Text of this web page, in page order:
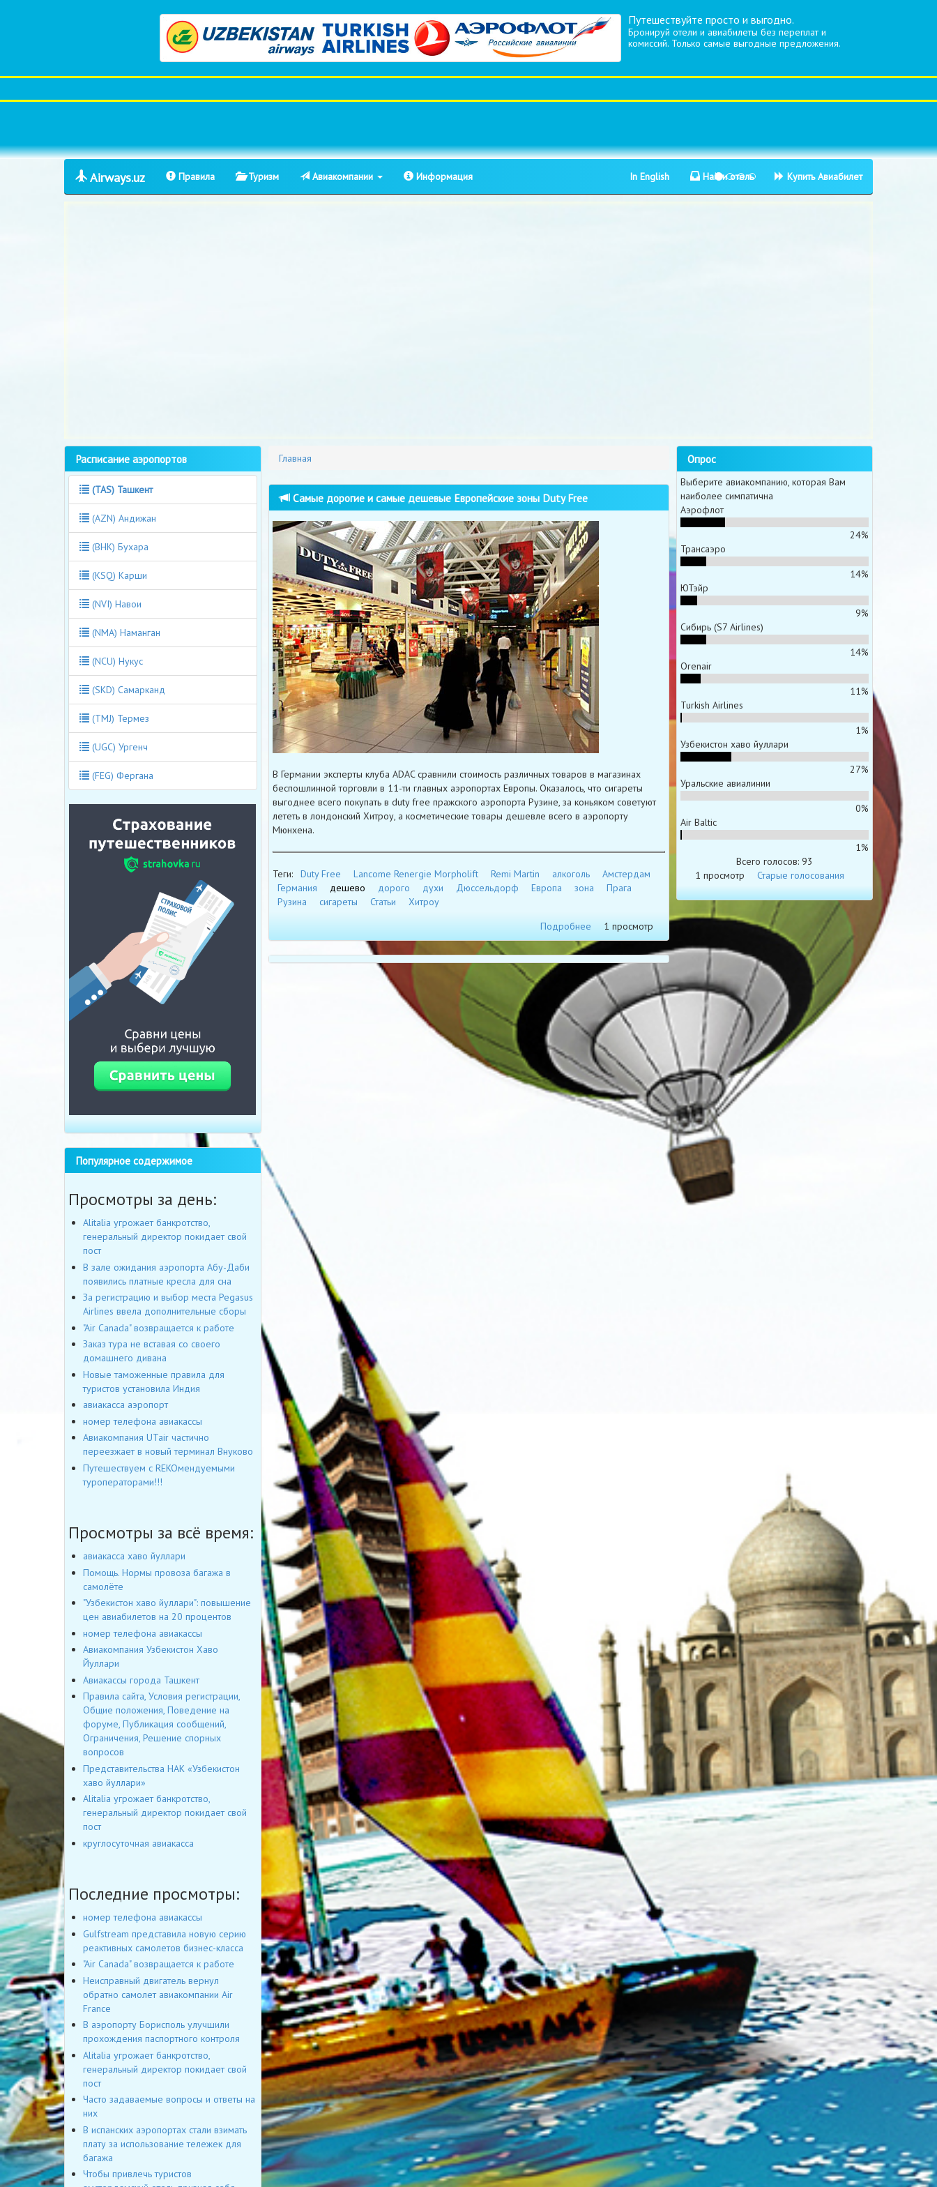
Путешествуйте просто и выгодно.
Бронируй отели и авиабилеты без переплат и
комиссий. Только самые выгодные предложения.
Airways.uz Правила Туризм Авиакомпании Информация In English Найти отель Купить Авиабилет
Главная
Cамые дорогие и самые дешевые Европейские зоны Duty Free
В Германии эксперты клуба ADAC сравнили стоимость различных товаров в магазинах
беспошлинной торговли в 11-ти главных аэропортах Европы. Оказалось, что сигареты
выгоднее всего покупать в duty free пражского аэропорта Рузине, за коньяком советуют
лететь в лондонский Хитроу, а косметические товары дешевле всего в аэропорту
Мюнхена.
Теги: Duty Free Lancome Renergie Morpholift Remi Martin алкоголь
Амстердам
Германия
дешево дорого духи Дюссельдорф Европа зона
Прага
Рузина
сигареты Статьи
Хитроу
Подробнее
1 просмотр
Расписание аэропортов
(TAS) Ташкент
(AZN) Андижан
(BHK) Бухара
(KSQ) Карши
(NVI) Навои
(NMA) Наманган
(NCU) Нукус
(SKD) Самарканд
(TMJ) Термез
(UGC) Ургенч
(FEG) Фергана
Популярное содержимое
Просмотры за день:
Alitalia угрожает банкротство,
генеральный директор покидает свой
пост
В зале ожидания аэропорта Абу-Даби
появились платные кресла для сна
За регистрацию и выбор места Pegasus
Airlines ввела дополнительные сборы
"Air Canada" возвращается к работе
Заказ тура не вставая со своего
домашнего дивана
Новые таможенные правила для
туристов установила Индия
авиакасса аэропорт
номер телефона авиакассы
Авиакомпания UTair частично
переезжает в новый терминал Внуково
Путешествуем с REKOмендуемыми
туроператорами!!!
Просмотры за всё время:
авиакасса хаво йуллари
Помощь. Нормы провоза багажа в
самолёте
"Узбекистон хаво йуллари": повышение
цен авиабилетов на 20 процентов
номер телефона авиакассы
Авиакомпания Узбекистон Хаво
Йуллари
Авиакассы города Ташкент
Правила сайта, Условия регистрации,
Общие положения, Поведение на
форуме, Публикация сообщений,
Ограничения, Решение спорных
вопросов
Представительства НАК «Узбекистон
хаво йуллари»
Alitalia угрожает банкротство,
генеральный директор покидает свой
пост
круглосуточная авиакасса
Последние просмотры:
номер телефона авиакассы
Gulfstream представила новую серию
реактивных самолетов бизнес-класса
"Air Canada" возвращается к работе
Неисправный двигатель вернул
обратно самолет авиакомпании Air
France
В аэропорту Борисполь улучшили
прохождения паспортного контроля
Alitalia угрожает банкротство,
генеральный директор покидает свой
пост
Часто задаваемые вопросы и ответы на
них
В испанских аэропортах стали взимать
плату за использование тележек для
багажа
Чтобы привлечь туристов
Опрос
Выберите авиакомпанию, которая Вам
наиболее симпатична
Аэрофлот
24%
Трансаэро
14%
ЮТэйр
9%
Сибирь (S7 Airlines)
14%
Orenair
11%
Turkish Airlines
1%
Узбекистон хаво йуллари
27%
Уральские авиалинии
0%
Air Baltic
1%
Всего голосов: 93
1 просмотр
Старые голосования